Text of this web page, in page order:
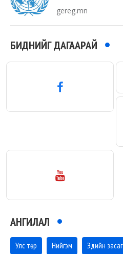
gereg.mn
БИДНИЙГ ДАГААРАЙ
АНГИЛАЛ
Улс төр Нийгэм Эдийн засаг